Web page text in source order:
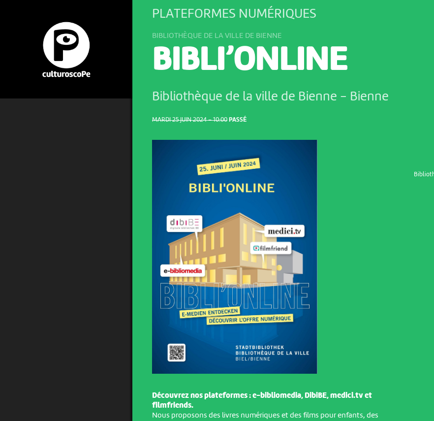
MARDI 25 JUIN 2024 – 10:00 PASSÉ
PLATEFORMES NUMÉRIQUES
BIBLIOTHÈQUE DE LA VILLE DE BIENNE
BIBLI’ONLINE
Bibliothèque de la ville de Bienne - Bienne
Découvrez nos plateformes : e-bibliomedia, DibiBE, medici.tv et
filmfriends.
Nous proposons des livres numériques et des films pour enfants, des